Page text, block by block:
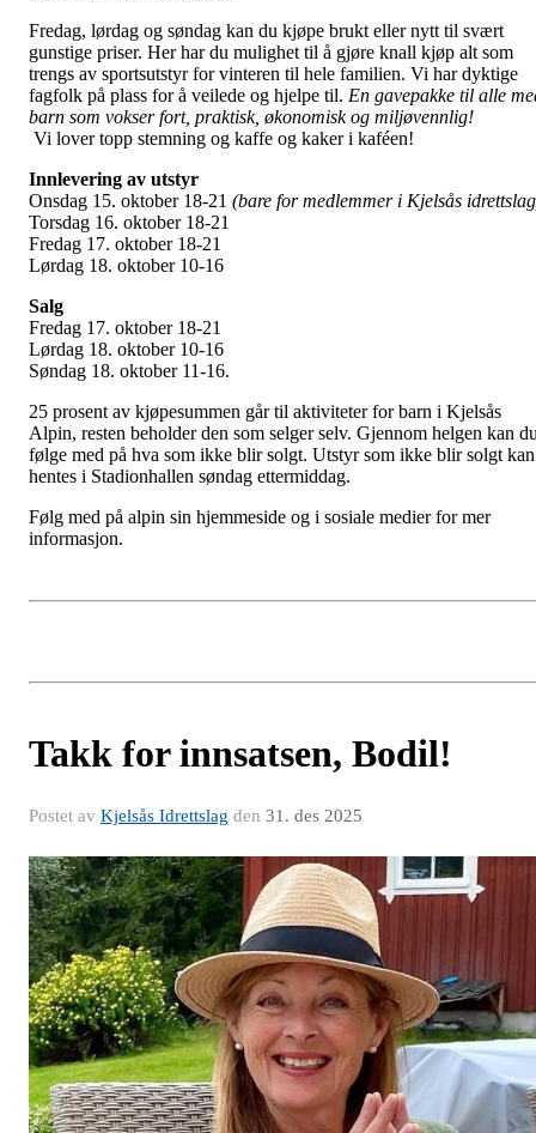
Fredag, lørdag og søndag kan du kjøpe brukt eller nytt til svært
gunstige priser. Her har du mulighet til å gjøre knall kjøp alt som
trengs av sportsutstyr for vinteren til hele familien. Vi har dyktige
fagfolk på plass for å veilede og hjelpe til. En gavepakke til alle
barn som vokser fort, praktisk, økonomisk og miljøvennlig!
Vi lover topp stemning og kaffe og kaker i kaféen!
Innlevering av utstyr
Onsdag 15. oktober 18-21 (bare for medlemmer i Kjelsås
Torsdag 16. oktober 18-21
Fredag 17. oktober 18-21
Lørdag 18. oktober 10-16
Salg
Fredag 17. oktober 18-21
Lørdag 18. oktober 10-16
Søndag 18. oktober 11-16.
25 prosent av kjøpesummen går til aktiviteter for barn i Kjelsås
Alpin, resten beholder den som selger selv. Gjennom helgen kan
følge med på hva som ikke blir solgt. Utstyr som ikke blir solgt kan
hentes i Stadionhallen søndag ettermiddag.
Følg med på alpin sin hjemmeside og i sosiale medier for mer
informasjon.
Takk for innsatsen, Bodil!
Postet av Kjelsås Idrettslag den 31. des 2025